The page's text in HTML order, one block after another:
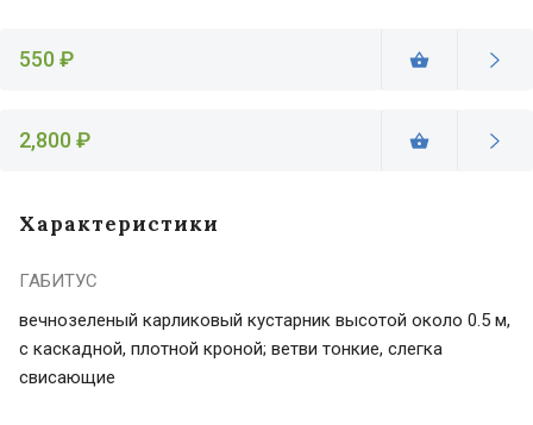
550 ₽
2,800 ₽
Характеристики
ГАБИТУС
вечнозеленый карликовый кустарник высотой около 0.5 м,
с каскадной, плотной кроной; ветви тонкие, слегка
свисающие